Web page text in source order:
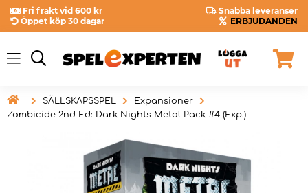
Fri frakt vid 600 kr
Snabba leveranser
Öppet köp 30 dagar
ERBJUDANDEN
 SÄLLSKAPSSPEL
Expansioner
Zombicide 2nd Ed: Dark Nights Metal Pack #4 (Exp.)